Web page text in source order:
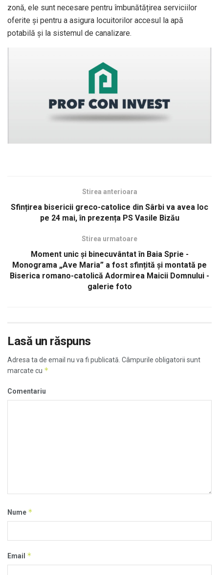
zonă, ele sunt necesare pentru îmbunătățirea serviciilor
oferite și pentru a asigura locuitorilor accesul la apă
potabilă și la sistemul de canalizare.
Stirea anterioara
Sfințirea bisericii greco-catolice din Sârbi va avea loc
pe 24 mai, în prezența PS Vasile Bizău
Stirea urmatoare
Moment unic și binecuvântat în Baia Sprie -
Monograma „Ave Maria” a fost sfințită și montată pe
Biserica romano-catolică Adormirea Maicii Domnului -
galerie foto
Lasă un răspuns
Adresa ta de email nu va fi publicată. Câmpurile obligatorii sunt
marcate cu *
Comentariu
Nume *
Email *